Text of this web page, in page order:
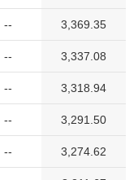
-- 3,369.35
-- 3,337.08
-- 3,318.94
-- 3,291.50
-- 3,274.62